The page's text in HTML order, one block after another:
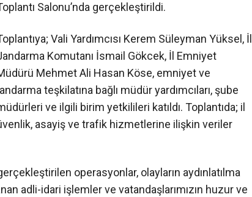
Salonu’nda gerçekleştirildi.
Vali Yardımcısı Kerem Süleyman Yüksel, İl
Komutanı İsmail Gökcek, İl Emniyet
Mehmet Ali Hasan Köse, emniyet ve
teşkilatına bağlı müdür yardımcıları, şube
ve ilgili birim yetkilileri katıldı. Toplantıda; il
asayiş ve trafik hizmetlerine ilişkin veriler
operasyonlar, olayların aydınlatılma
adli-idari işlemler ve vatandaşlarımızın huzur ve